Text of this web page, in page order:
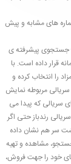
های مشابه و پیش
جستجوی پیشرفته ی
قرار داده است. با
را انتخاب کرده و
مربوطه نمایش
سریالی که پیدا می
رندباز حتی اگر
سر هم نشان داده
مشاهده و تهیه
خود را جهت فروش،